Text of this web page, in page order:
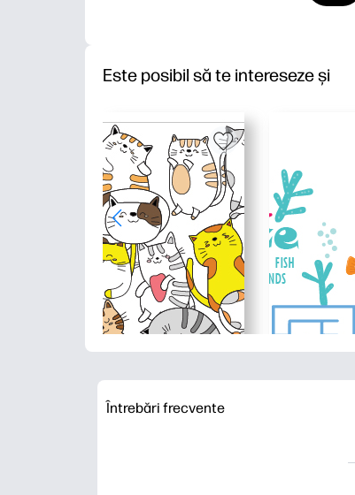
Este posibil să te intereseze și
Întrebări frecvente